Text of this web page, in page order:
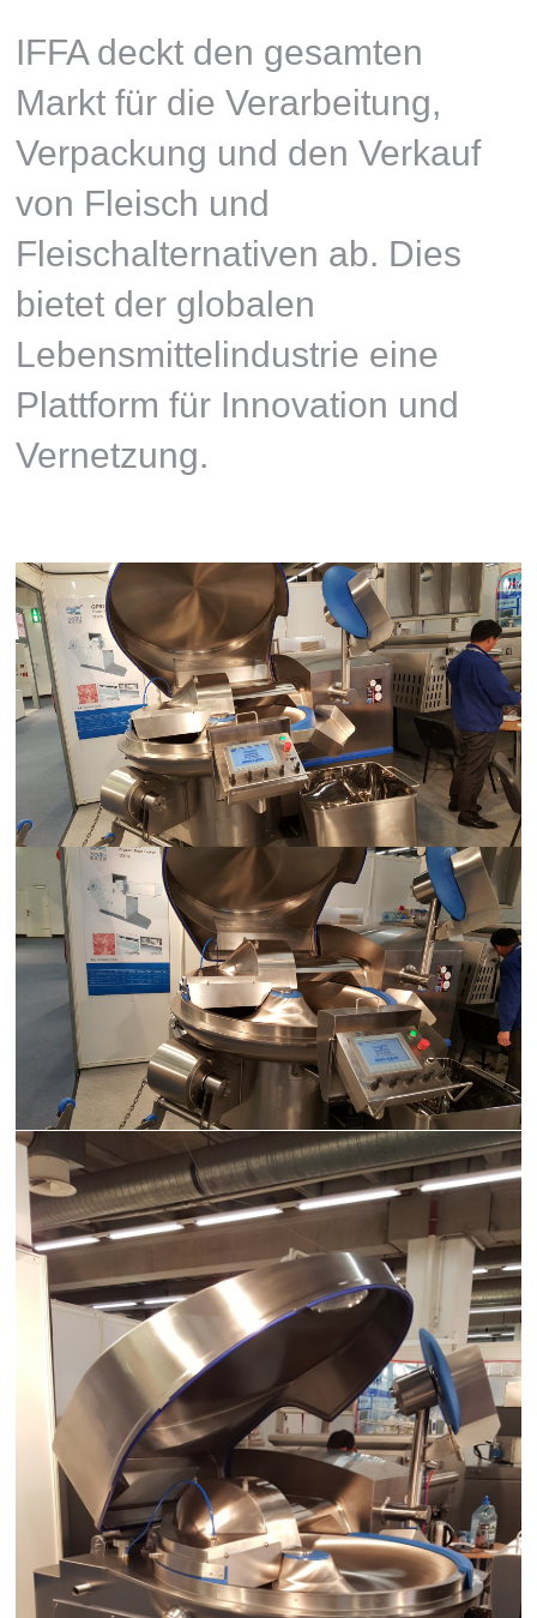
IFFA deckt den gesamten
Markt für die Verarbeitung,
Verpackung und den Verkauf
von Fleisch und
Fleischalternativen ab. Dies
bietet der globalen
Lebensmittelindustrie eine
Plattform für Innovation und
Vernetzung.